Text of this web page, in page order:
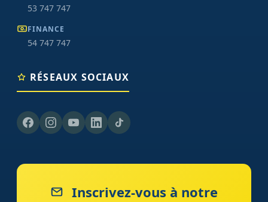
53 747 747
FINANCE
54 747 747
RÉSEAUX SOCIAUX
Inscrivez-vous à notre